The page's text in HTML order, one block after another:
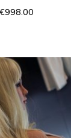
€998.00Fascia
€598.00
€998.00